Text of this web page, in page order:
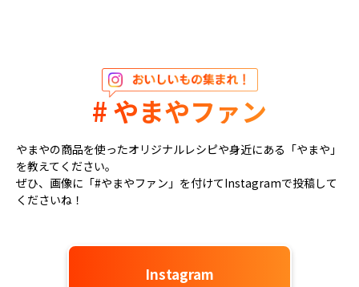
# やまやファン
やまやの商品を使ったオリジナルレシピや身近にある「やまや」
を教えてください。
ぜひ、画像に「#やまやファン」を付けてInstagramで投稿して
くださいね！
Instagram